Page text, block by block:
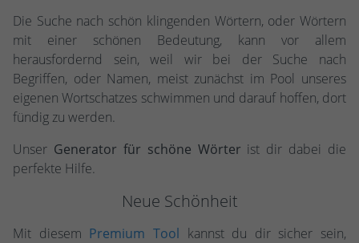
Die Suche nach schön klingenden Wörtern, oder Wörtern
mit einer schönen Bedeutung, kann vor allem
herausfordernd sein, weil wir bei der Suche nach
Begriffen, oder Namen, meist zunächst im Pool unseres
eigenen Wortschatzes schwimmen und darauf hoffen, dort
fündig zu werden.
Unser Generator für schöne Wörter ist dir dabei die
perfekte Hilfe.
Neue Schönheit
Mit diesem Premium Tool kannst du dir sicher sein,